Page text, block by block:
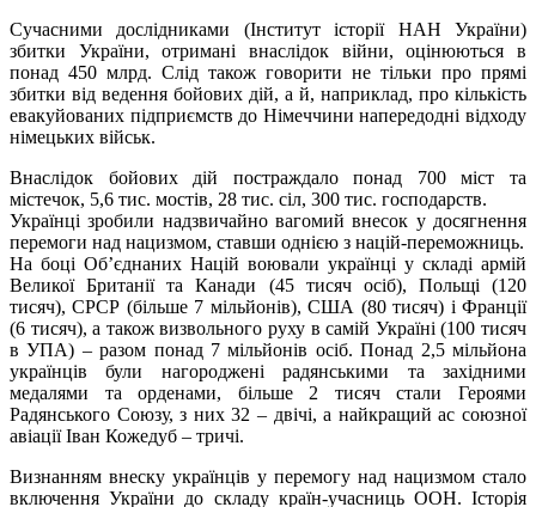
Сучасними дослідниками (Інститут історії НАН України)
збитки України, отримані внаслідок війни, оцінюються в
понад 450 млрд. Слід також говорити не тільки про прямі
збитки від ведення бойових дій, а й, наприклад, про кількість
евакуйованих підприємств до Німеччини напередодні відходу
німецьких військ.
Внаслідок бойових дій постраждало понад 700 міст та
містечок, 5,6 тис. мостів, 28 тис. сіл, 300 тис. господарств.
Українці зробили надзвичайно вагомий внесок у досягнення
перемоги над нацизмом, ставши однією з націй-переможниць.
На боці Об’єднаних Націй воювали українці у складі армій
Великої Британії та Канади (45 тисяч осіб), Польщі (120
тисяч), СРСР (більше 7 мільйонів), США (80 тисяч) і Франції
(6 тисяч), а також визвольного руху в самій Україні (100 тисяч
в УПА) – разом понад 7 мільйонів осіб. Понад 2,5 мільйона
українців були нагороджені радянськими та західними
медалями та орденами, більше 2 тисяч стали Героями
Радянського Союзу, з них 32 – двічі, а найкращий ас союзної
авіації Іван Кожедуб – тричі.
Визнанням внеску українців у перемогу над нацизмом стало
включення України до складу країн-учасниць ООН. Історія